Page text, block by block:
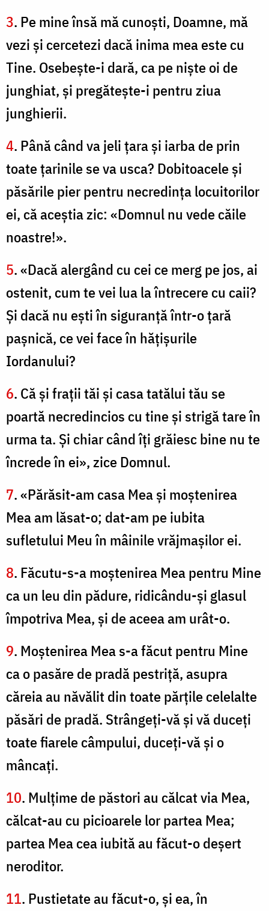
3. Pe mine însă mă cunoşti, Doamne, mă
vezi şi cercetezi dacă inima mea este cu
Tine. Osebeşte-i dară, ca pe nişte oi de
junghiat, şi pregăteşte-i pentru ziua
junghierii.
4. Până când va jeli ţara şi iarba de prin
toate ţarinile se va usca? Dobitoacele şi
păsările pier pentru necredinţa locuitorilor
ei, că aceştia zic: «Domnul nu vede căile
noastre!».
5. «Dacă alergând cu cei ce merg pe jos, ai
ostenit, cum te vei lua la întrecere cu caii?
Şi dacă nu eşti în siguranţă într-o ţară
paşnică, ce vei face în hăţişurile
Iordanului?
6. Că şi fraţii tăi şi casa tatălui tău se
poartă necredincios cu tine şi strigă tare în
urma ta. Şi chiar când îţi grăiesc bine nu te
încrede în ei», zice Domnul.
7. «Părăsit-am casa Mea şi moştenirea
Mea am lăsat-o; dat-am pe iubita
sufletului Meu în mâinile vrăjmaşilor ei.
8. Făcutu-s-a moştenirea Mea pentru Mine
ca un leu din pădure, ridicându-şi glasul
împotriva Mea, şi de aceea am urât-o.
9. Moştenirea Mea s-a făcut pentru Mine
ca o pasăre de pradă pestriţă, asupra
căreia au năvălit din toate părţile celelalte
păsări de pradă. Strângeţi-vă şi vă duceţi
toate fiarele câmpului, duceţi-vă şi o
mâncaţi.
10. Mulţime de păstori au călcat via Mea,
călcat-au cu picioarele lor partea Mea;
partea Mea cea iubită au făcut-o deşert
neroditor.
11. Pustietate au făcut-o, şi ea, în